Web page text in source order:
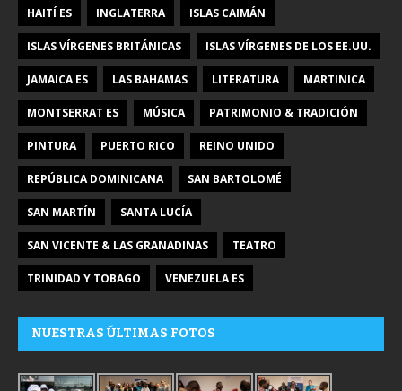
HAITÍ ES INGLATERRA ISLAS CAIMÁN
ISLAS VÍRGENES BRITÁNICAS ISLAS VÍRGENES DE LOS EE.UU.
JAMAICA ES LAS BAHAMAS LITERATURA MARTINICA
MONTSERRAT ES MÚSICA PATRIMONIO & TRADICIÓN
PINTURA PUERTO RICO REINO UNIDO
REPÚBLICA DOMINICANA SAN BARTOLOMÉ
SAN MARTÍN SANTA LUCÍA
SAN VICENTE & LAS GRANADINAS TEATRO
TRINIDAD Y TOBAGO VENEZUELA ES
NUESTRAS ÚLTIMAS FOTOS